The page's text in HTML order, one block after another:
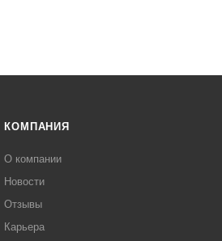
КОМПАНИЯ
О компании
Новости
Отзывы
Карьера